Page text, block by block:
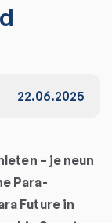
22.06.2025
– je neun
Para-
Future in